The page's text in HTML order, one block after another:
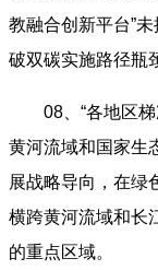
教融合创新平台”
破双碳实施路径瓶
08、“各地区
黄河流域和国家生
展战略导向，在绿
横跨黄河流域和长
的重点区域。